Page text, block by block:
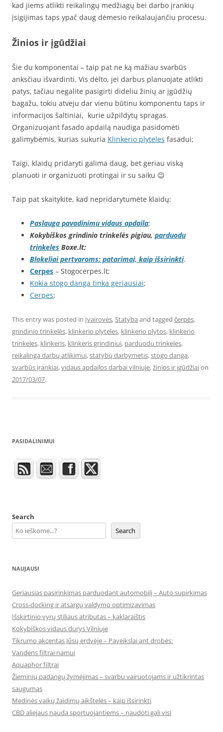
kad jiems atlikti reikalingų medžiagų bei darbo įrankių
įsigijimas taps ypač daug dėmesio reikalaujančiu procesu.
Žinios ir įgūdžiai
Šie du komponentai – taip pat ne ką mažiau svarbūs
anksčiau išvardinti. Vis dėlto, jei darbus planuojate atlikti
patys, tačiau negalite pasigirti dideliu žinių ar įgūdžių
bagažu, tokiu atveju dar vienu būtinu komponentu taps ir
informacijos šaltiniai, kurie užpildytų spragas.
Organizuojant fasado apdailą naudiga pasidomėti
galimybėmis, kurias sukuria Klinkerio plyteles fasadui;
Taigi, klaidų pridaryti galima daug, bet geriau viską
planuoti ir organizuoti protingai ir su saiku 😉
Taip pat skaitykite, kad nepridarytumėte klaidų:
Paslauga pavadinimu vidaus apdaila;
Kokybiškos grindinio trinkelės pigiau, parduodu
trinkeles Boxe.lt;
Blokeliai pertvaroms: patarimai, kaip išsirinkti.
Cerpes – Stogocerpes.lt;
Kokia stogo danga tinka geriausiai;
Cerpes;
This entry was posted in Įvairovės,Statyba and tagged čerpės,
grindinio trinkelės, klinkerio plyteles, klinkerio plytos, klinkerio
trinkeles, klinkeris, klinkeris grindiniui, parduodu trinkeles,
reikalinga darbų atlikimui,statybų darbymetis,stogo danga,
svarbūs įrankiai,vidaus apdailos darbai vilniuje,žinios ir įgūdžiaion
2017/03/07.
PASIDALINIMUI
Search
Search
NAUJAUSI
Geriausias pasirinkimas parduodant automobilį – Auto supirkimas
Cross-docking ir atsargų valdymo optimizavimas
Išskirtinio vyrų stiliaus atributas – kaklaraištis
Kokybiškos vidaus durys Vilniuje
Tikrumo akcentas Jūsų erdvėje – Paveikslai ant drobės:
Vandens filtrai namui
Aquaphor filtrai
Žieminių padangų žymėjimas – svarbu vairuotojams ir užtikrintas
saugumas
Medinės vaikų žaidimų aikštelės – kaip išsirinkti
CBD aliejaus nauda sportuojantiems – naudoti gali visi